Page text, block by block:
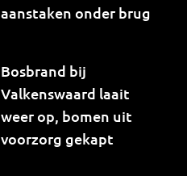
aanstaken onder brug
Bosbrand bij
Valkenswaard laait
weer op, bomen uit
voorzorg gekapt